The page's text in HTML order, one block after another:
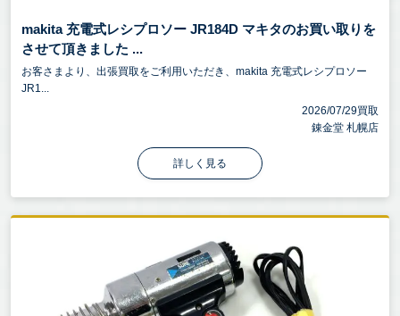
makita 充電式レシプロソー JR184D マキタのお買い取りを
させて頂きました ...
お客さまより、出張買取をご利用いただき、makita 充電式レシプロソー
JR1...
2026/07/29買取
錬金堂 札幌店
詳しく見る